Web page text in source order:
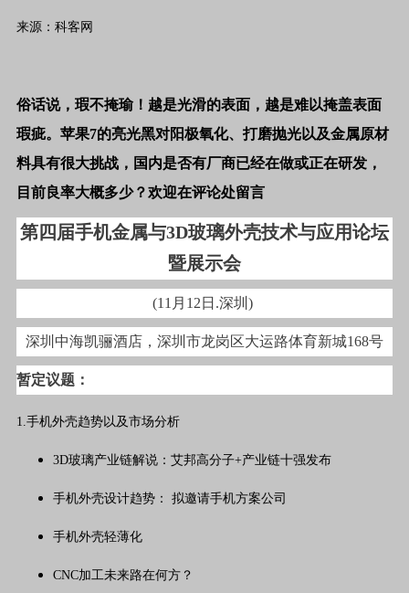
来源：科客网
俗话说，瑕不掩瑜！越是光滑的表面，越是难以掩盖表面
瑕疵。苹果7的亮光黑对阳极氧化、打磨抛光以及金属原材
料具有很大挑战，国内是否有厂商已经在做或正在研发，
目前良率大概多少？欢迎在评论处留言
第四届手机金属与3D玻璃外壳技术与应用论坛
暨展示会
(11月12日.深圳)
深圳中海凯骊酒店，深圳市龙岗区大运路体育新城168号
暂定议题：
1.手机外壳趋势以及市场分析
3D玻璃产业链解说：艾邦高分子+产业链十强发布
手机外壳设计趋势： 拟邀请手机方案公司
手机外壳轻薄化
CNC加工未来路在何方？